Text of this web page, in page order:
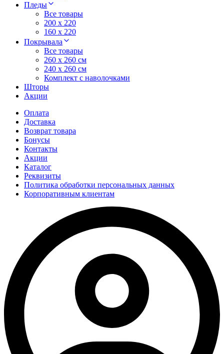
Пледы
Все товары
200 х 220
160 х 220
Покрывала
Все товары
260 x 260 см
240 х 260 см
Комплект с наволочками
Шторы
Акции
Оплата
Доставка
Возврат товара
Бонусы
Контакты
Акции
Каталог
Реквизиты
Политика обработки персональных данных
Корпоративным клиентам